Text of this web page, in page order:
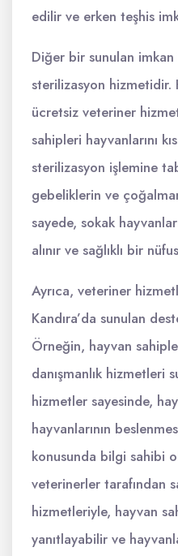
edilir ve erken teşhis
Diğer bir sunulan imkan
sterilizasyon hizmetidir.
ücretsiz veteriner
sahipleri hayvanlarını
sterilizasyon işlemine
gebeliklerin ve
sayede, sokak
alınır ve sağlıklı bir
Ayrıca, veteriner
Kandıra’da sunulan
Örneğin, hayvan
danışmanlık hizmetleri
hizmetler sayesinde,
hayvanlarının
konusunda bilgi sahibi
veterinerler tarafından
hizmetleriyle, hayvan
yanıtlayabilir ve